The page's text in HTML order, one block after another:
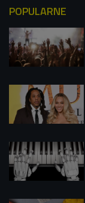
POPULARNE